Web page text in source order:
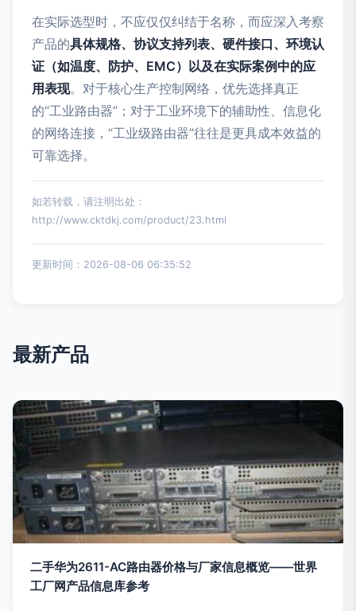
在实际选型时，不应仅仅纠结于名称，而应深入考察
产品的具体规格、协议支持列表、硬件接口、环境认
证（如温度、防护、EMC）以及在实际案例中的应
用表现。对于核心生产控制网络，优先选择真正
的“工业路由器”；对于工业环境下的辅助性、信息化
的网络连接，“工业级路由器”往往是更具成本效益的
可靠选择。
如若转载，请注明出处：
http://www.cktdkj.com/product/23.html
更新时间：2026-08-06 06:35:52
最新产品
二手华为2611-AC路由器价格与厂家信息概览——世界
工厂网产品信息库参考